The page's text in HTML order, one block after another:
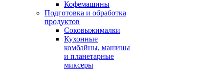
Кофемашины
Подготовка и обработка
продуктов
Соковыжималки
Кухонные
комбайны, машины
и планетарные
миксеры